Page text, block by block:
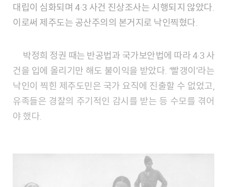
대립이 심화되며 4·3 사건 진상조사는 시행되지 않았다.
이로써 제주도는 공산주의의 본거지로 낙인찍혔다.
박정희 정권 때는 반공법과 국가보안법에 따라 4·3 사
건을 입에 올리기만 해도 불이익을 받았다. ‘빨갱이’라는
낙인이 찍힌 제주도민은 국가 요직에 진출할 수 없었고,
유족들은 경찰의 주기적인 감시를 받는 등 수모를 겪어
야 했다.